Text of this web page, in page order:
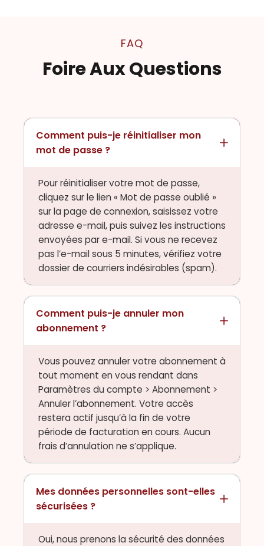
FAQ
Foire Aux Questions
Comment puis-je réinitialiser mon
mot de passe ?
Pour réinitialiser votre mot de passe,
cliquez sur le lien « Mot de passe oublié »
sur la page de connexion, saisissez votre
adresse e-mail, puis suivez les instructions
envoyées par e-mail. Si vous ne recevez
pas l’e-mail sous 5 minutes, vérifiez votre
dossier de courriers indésirables (spam).
Comment puis-je annuler mon
abonnement ?
Vous pouvez annuler votre abonnement à
tout moment en vous rendant dans
Paramètres du compte > Abonnement >
Annuler l’abonnement. Votre accès
restera actif jusqu’à la fin de votre
période de facturation en cours. Aucun
frais d’annulation ne s’applique.
Mes données personnelles sont-elles
sécurisées ?
Oui, nous prenons la sécurité des données